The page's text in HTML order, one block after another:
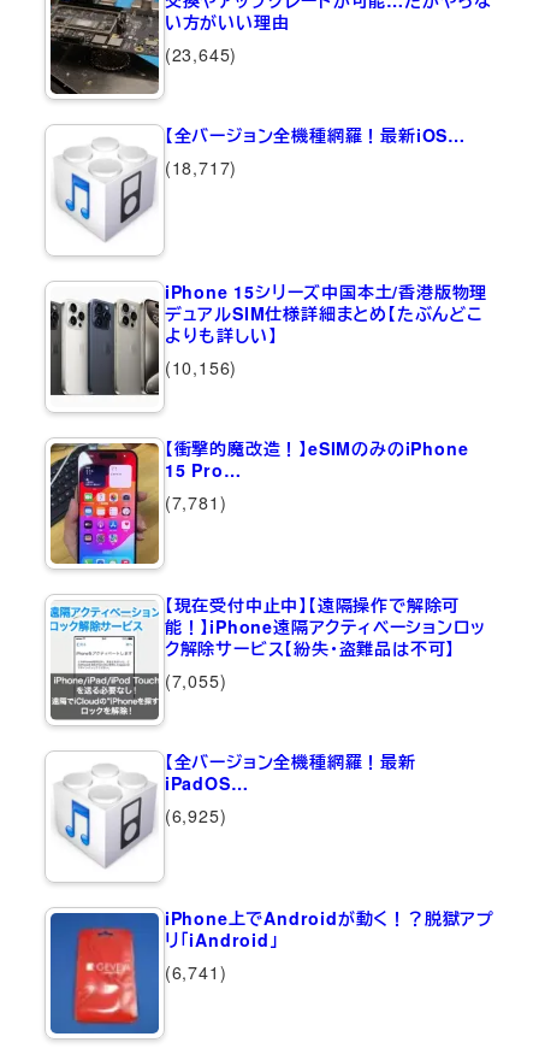
い方がいい理由
(23,645)
【全バージョン全機種網羅！最新iOS…
(18,717)
iPhone 15シリーズ中国本土/香港版物理
デュアルSIM仕様詳細まとめ【たぶんどこ
よりも詳しい】
(10,156)
【衝撃的魔改造！】eSIMのみのiPhone
15 Pro…
(7,781)
【現在受付中止中】【遠隔操作で解除可
能！】iPhone遠隔アクティベーションロッ
ク解除サービス【紛失・盗難品は不可】
(7,055)
【全バージョン全機種網羅！最新
iPadOS…
(6,925)
iPhone上でAndroidが動く！？脱獄アプ
リ「iAndroid」
(6,741)